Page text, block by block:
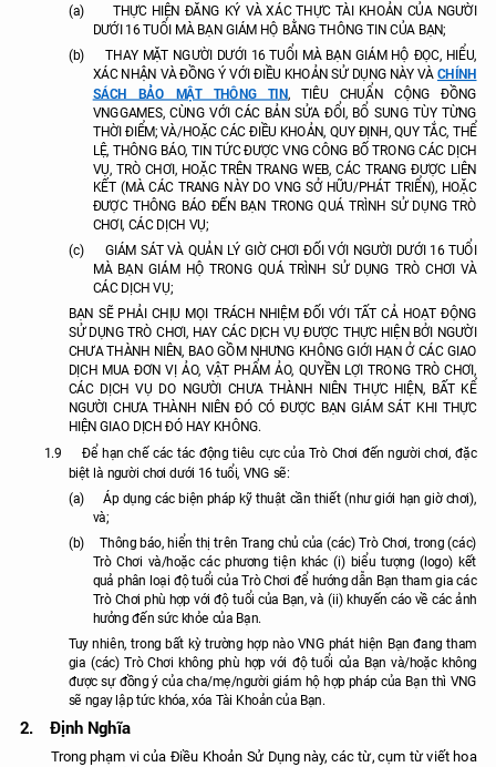
(a)
THỰC HIỆN ĐĂNG KÝ VÀ XÁC THỰC TÀI KHOẢN CỦA NGƯỜI
DƯỚI 16 TUỔI MÀ BẠN GIÁM HỘ BẰNG THÔNG TIN CỦA BẠN;
(b)
THAY MẶT NGƯỜI DƯỚI 16 TUỔI MÀ BẠN GIÁM HỘ ĐỌC, HIỂU,
XÁC NHẬN VÀ ĐỒNG Ý VỚI ĐIỀU KHOẢN SỬ DỤNG NÀY VÀ CHÍNH
SÁCH BẢO MẬT THÔNG TIN, TIÊU CHUẨN CỘNG ĐỒNG
VNGGAMES, CÙNG VỚI CÁC BẢN SỬA ĐỔI, BỔ SUNG TÙY TỪNG
THỜI ĐIỂM; VÀ/HOẶC CÁC ĐIỀU KHOẢN, QUY ĐỊNH, QUY TẮC, THỂ
LỆ, THÔNG BÁO, TIN TỨC ĐƯỢC VNG CÔNG BỐ TRONG CÁC DỊCH
VỤ, TRÒ CHƠI, HOẶC TRÊN TRANG WEB, CÁC TRANG ĐƯỢC LIÊN
KẾT (MÀ CÁC TRANG NÀY DO VNG SỞ HỮU/PHÁT TRIỂN), HOẶC
ĐƯỢC THÔNG BÁO ĐẾN BẠN TRONG QUÁ TRÌNH SỬ DỤNG TRÒ
CHƠI, CÁC DỊCH VỤ;
(c)
GIÁM SÁT VÀ QUẢN LÝ GIỜ CHƠI ĐỐI VỚI NGƯỜI DƯỚI 16 TUỔI
MÀ BẠN GIÁM HỘ TRONG QUÁ TRÌNH SỬ DỤNG TRÒ CHƠI VÀ
CÁC DỊCH VỤ;
BẠN SẼ PHẢI CHỊU MỌI TRÁCH NHIỆM ĐỐI VỚI TẤT CẢ HOẠT ĐỘNG
SỬ DỤNG TRÒ CHƠI, HAY CÁC DỊCH VỤ ĐƯỢC THỰC HIỆN BỞI NGƯỜI
CHƯA THÀNH NIÊN, BAO GỒM NHƯNG KHÔNG GIỚI HẠN Ở CÁC GIAO
DỊCH MUA ĐƠN VỊ ẢO, VẬT PHẨM ẢO, QUYỀN LỢI TRONG TRÒ CHƠI,
CÁC DỊCH VỤ DO NGƯỜI CHƯA THÀNH NIÊN THỰC HIỆN, BẤT KỂ
NGƯỜI CHƯA THÀNH NIÊN ĐÓ CÓ ĐƯỢC BẠN GIÁM SÁT KHI THỰC
HIỆN GIAO DỊCH ĐÓ HAY KHÔNG.
1.9
Để hạn chế các tác động tiêu cực của Trò Chơi đến người chơi, đặc
biệt là người chơi dưới 16 tuổi, VNG sẽ:
(a)
Áp dụng các biện pháp kỹ thuật cần thiết (như giới hạn giờ chơi),
và;
(b)
Thông báo, hiển thị trên Trang chủ của (các) Trò Chơi, trong (các)
Trò Chơi và/hoặc các phương tiện khác (i) biểu tượng (logo) kết
quả phân loại độ tuổi của Trò Chơi để hướng dẫn Bạn tham gia các
Trò Chơi phù hợp với độ tuổi của Bạn, và (ii) khuyến cáo về các ảnh
hưởng đến sức khỏe của Bạn.
Tuy nhiên, trong bất kỳ trường hợp nào VNG phát hiện Bạn đang tham
gia (các) Trò Chơi không phù hợp với độ tuổi của Bạn và/hoặc không
được sự đồng ý của cha/mẹ/người giám hộ hợp pháp của Bạn thì VNG
sẽ ngay lập tức khóa, xóa Tài Khoản của Bạn.
2. Định Nghĩa
Trong phạm vi của Điều Khoản Sử Dụng này, các từ, cụm từ viết hoa